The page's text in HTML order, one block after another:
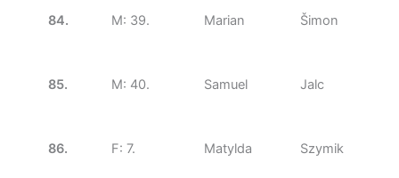
84. M: 39. Marian Šimon
85. M: 40. Samuel Jalc
86. F: 7. Matylda Szymik